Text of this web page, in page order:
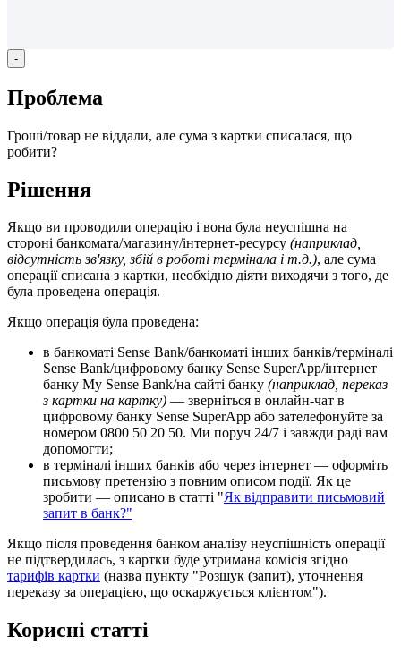
-
Проблема
Гроші/товар не віддали, але сума з картки списалася, що
робити?
Рішення
Якщо ви проводили операцію і вона була неуспішна на
стороні банкомата/магазину/інтернет-ресурсу (наприклад,
відсутність зв'язку, збій в роботі термінала і т.д.), але сума
операції списана з картки, необхідно діяти виходячи з того, де
була проведена операція.
Якщо операція була проведена:
в банкоматі Sense Bank/банкоматі інших банків/терміналі
Sense Bank/цифровому банку Sense SuperApp/інтернет
банку My Sense Bank/на сайті банку (наприклад, переказ
з картки на картку) — зверніться в онлайн-чат в
цифровому банку Sense SuperApp або зателефонуйте за
номером 0800 50 20 50. Ми поруч 24/7 і завжди раді вам
допомогти;
в терміналі інших банків або через інтернет — оформіть
письмову претензію з повним описом події. Як це
зробити — описано в статті "Як відправити письмовий
запит в банк?"
Якщо після проведення банком аналізу неуспішність операції
не підтвердилась, з картки буде утримана комісія згідно
тарифів картки (назва пункту "Розшук (запит), уточнення
переказу за операцією, що оскаржується клієнтом").
Корисні статті